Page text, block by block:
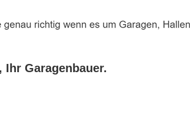
Ihr Garagenbauer.